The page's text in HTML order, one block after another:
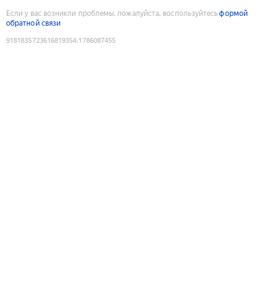
Если у вас возникли проблемы, пожалуйста, воспользуйтесьформой
обратной связи
9181835723616819354:1786087455